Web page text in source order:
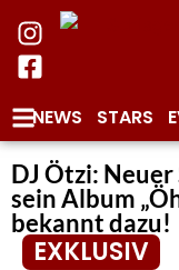
NEWS STARS
DJ Ötzi: Neuer
sein Album
bekannt dazu!
EXKLUSIV